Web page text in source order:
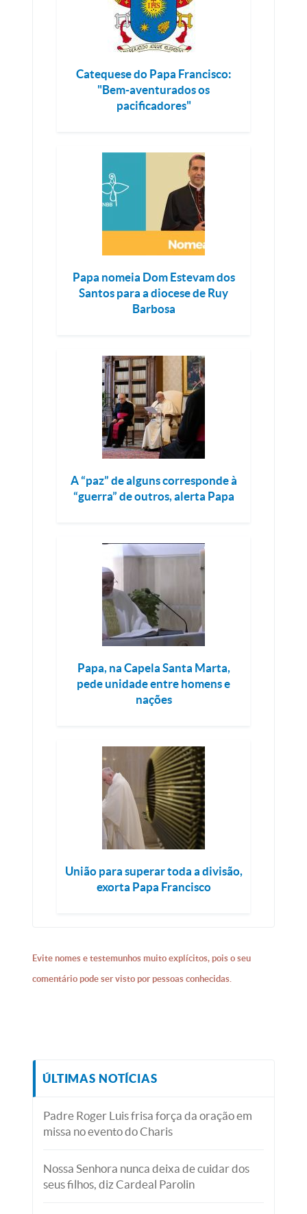
Catequese do Papa Francisco:
"Bem-aventurados os
pacificadores"
Papa nomeia Dom Estevam dos
Santos para a diocese de Ruy
Barbosa
A “paz” de alguns corresponde à
“guerra” de outros, alerta Papa
Papa, na Capela Santa Marta,
pede unidade entre homens e
nações
União para superar toda a divisão,
exorta Papa Francisco
Evite nomes e testemunhos muito explícitos, pois o seu
comentário pode ser visto por pessoas conhecidas.
ÚLTIMAS NOTÍCIAS
Padre Roger Luis frisa força da oração em
missa no evento do Charis
Nossa Senhora nunca deixa de cuidar dos
seus filhos, diz Cardeal Parolin